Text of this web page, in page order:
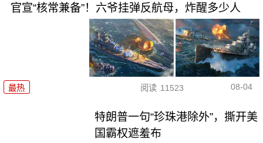
官宣“核常兼备”！六爷挂弹反航母，炸醒多少人
最热 阅读 11523 08-04
特朗普一句“珍珠港除外”，撕开美
国霸权遮羞布